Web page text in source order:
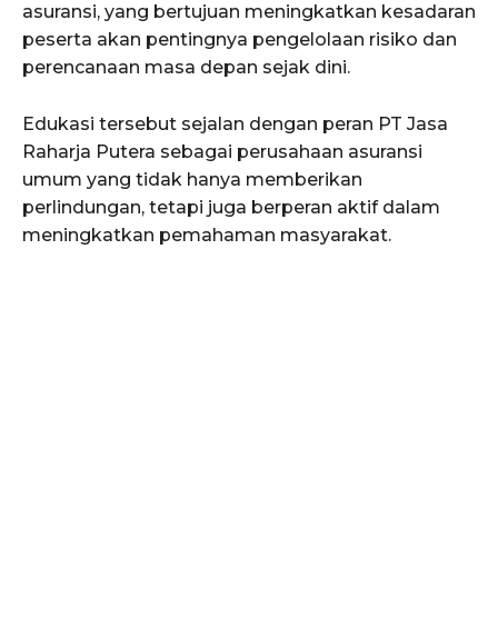
asuransi, yang bertujuan meningkatkan kesadaran
peserta akan pentingnya pengelolaan risiko dan
perencanaan masa depan sejak dini.
Edukasi tersebut sejalan dengan peran PT Jasa
Raharja Putera sebagai perusahaan asuransi
umum yang tidak hanya memberikan
perlindungan, tetapi juga berperan aktif dalam
meningkatkan pemahaman masyarakat.